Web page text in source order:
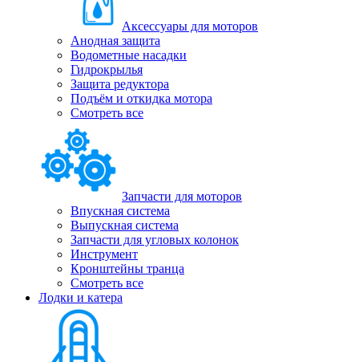
Аксессуары для моторов
Анодная защита
Водометные насадки
Гидрокрылья
Защита редуктора
Подъём и откидка мотора
Смотреть все
Запчасти для моторов
Впускная система
Выпускная система
Запчасти для угловых колонок
Инструмент
Кронштейны транца
Смотреть все
Лодки и катера